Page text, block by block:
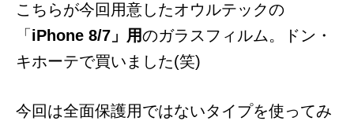
こちらが今回用意したオウルテックの
「 iPhone 8/7」用のガラスフィルム。ドン・
キホーテで買いました(笑)
今回は全面保護用ではないタイプを使ってみ